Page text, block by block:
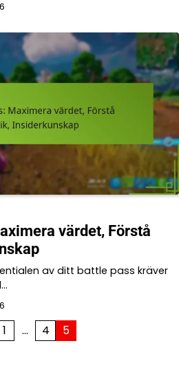
värdet, Förstå
av ditt battle pass kräver
1 … 4 5